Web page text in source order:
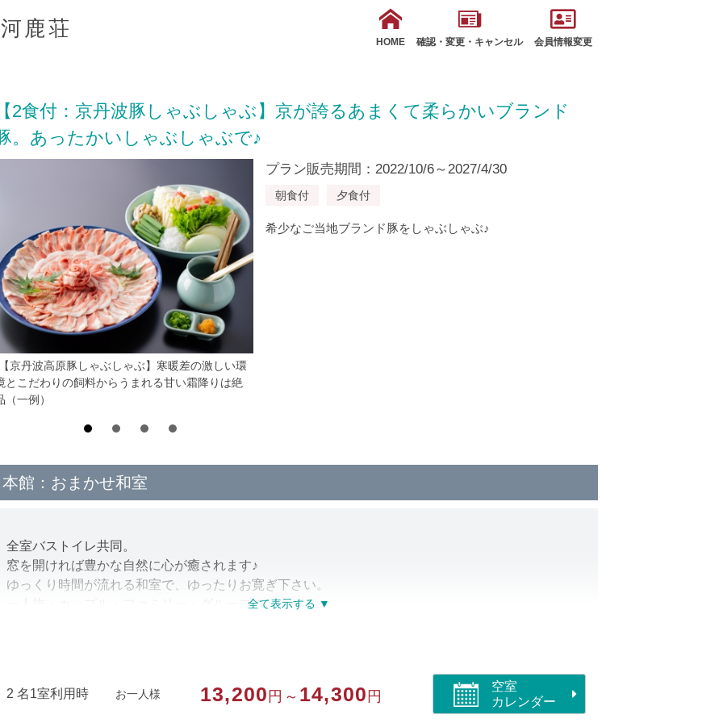
鹿荘
HOME 確認・変更・キャンセル 会員情報変更
2食付：京丹波豚しゃぶしゃぶ】京が誇るあまくて柔らかいブランド
。あったかいしゃぶしゃぶで♪
京丹波高原豚しゃぶしゃぶ】寒暖差の激しい環
とこだわりの飼料からうまれる甘い霜降りは絶
（一例）
プラン販売期間：2022/10/6～2027/4/30
朝食付 夕食付
希少なご当地ブランド豚をしゃぶしゃぶ♪
本館：おまかせ和室
全室バストイレ共同。
窓を開ければ豊かな自然に心が癒されます♪
ゆっくり時間が流れる和室で、ゆったりお寛ぎ下さい。
一人旅・カップル・ファミリー・グループでどうぞ。
2 名1室利用時 お一人様 13,200 円～ 14,300 円
空室
カレンダー